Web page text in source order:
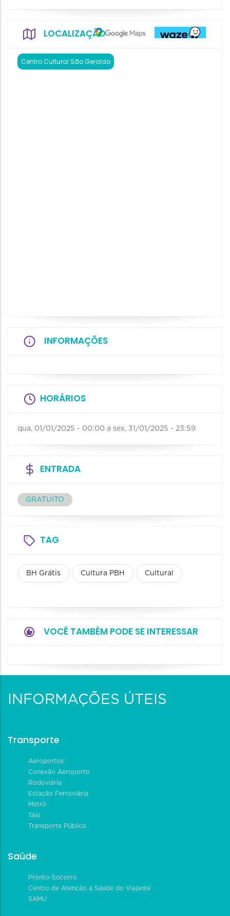
LOCALIZAÇÃO
Centro Cultural São Geraldo
INFORMAÇÕES
HORÁRIOS
qua, 01/01/2025 - 00:00 a sex, 31/01/2025 - 23:59
ENTRADA
GRATUITO
TAG
BH Grátis Cultura PBH Cultural
VOCÊ TAMBÉM PODE SE INTERESSAR
INFORMAÇÕES ÚTEIS
Transporte
Aeroportos
Conexão Aeroporto
Rodoviária
Estação Ferroviária
Metrô
Táxi
Transporte Público
Saúde
Pronto-Socorro
Centro de Atenção à Saúde do Viajante
SAMU